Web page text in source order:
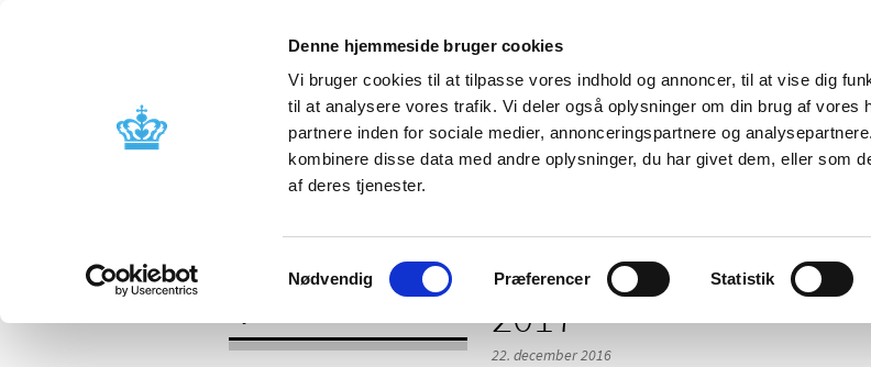
Denne hjemmeside bruger cookies
Vi bruger cookies til at tilpasse vores indhold og annoncer, til at vise dig
til at analysere vores trafik. Vi deler også oplysninger om din brug af vores
partnere inden for sociale medier, annonceringspartnere og
kombinere disse data med andre oplysninger, du har givet dem, eller som
af deres tjenester.
Samtykkevalg
Nødvendig Præferencer Statistik
Nyheder Om os
Godkendelse og
Bivirkninger og
produktinformation
Tilskud og
Apoteker og
2017
22. december 2016